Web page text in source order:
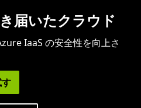
届いたクラウド
IaaS の安全性を向上さ